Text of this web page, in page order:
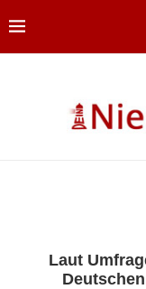
Laut